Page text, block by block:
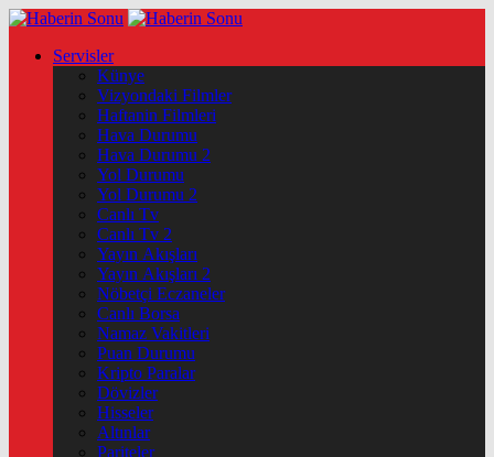
Servisler
Künye
Vizyondaki Filmler
Haftanin Filmleri
Hava Durumu
Hava Durumu 2
Yol Durumu
Yol Durumu 2
Canlı Tv
Canlı Tv 2
Yayın Akışları
Yayın Akışları 2
Nöbetçi Eczaneler
Canlı Borsa
Namaz Vakitleri
Puan Durumu
Kripto Paralar
Dövizler
Hisseler
Altınlar
Pariteler